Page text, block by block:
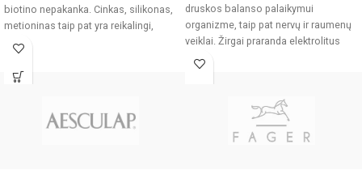
biotino nepakanka. Cinkas, silikonas,
metioninas taip pat yra reikalingi,
druskos balanso palaikymui
organizme, taip pat nervų ir raumenų
veiklai. Žirgai praranda elektrolitus
sunkių treniruočių,